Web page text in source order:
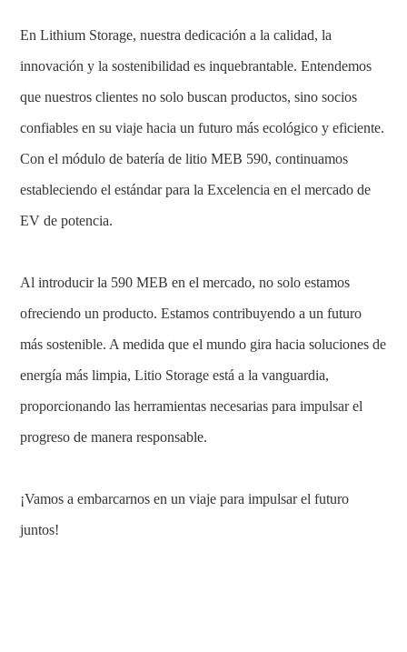
En Lithium Storage, nuestra dedicación a la calidad, la
innovación y la sostenibilidad es inquebrantable. Entendemos
que nuestros clientes no solo buscan productos, sino socios
confiables en su viaje hacia un futuro más ecológico y eficiente.
Con el módulo de batería de litio MEB 590, continuamos
estableciendo el estándar para la Excelencia en el mercado de
EV de potencia.
Al introducir la 590 MEB en el mercado, no solo estamos
ofreciendo un producto. Estamos contribuyendo a un futuro
más sostenible. A medida que el mundo gira hacia soluciones de
energía más limpia, Litio Storage está a la vanguardia,
proporcionando las herramientas necesarias para impulsar el
progreso de manera responsable.
¡Vamos a embarcarnos en un viaje para impulsar el futuro
juntos!